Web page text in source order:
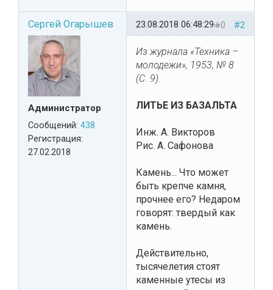
Сергей Огарышев
Администратор
Сообщений: 438
Регистрация:
27.02.2018
#2
0
23.08.2018 06:48:29
Из журнала «Техника –
молодежи», 1953, № 8
(С. 9).
ЛИТЬЕ ИЗ БАЗАЛЬТА
Инж. А. Викторов
Рис. А. Сафонова
Камень... Что может
быть крепче камня,
прочнее его? Недаром
говорят: твердый как
камень.
Действительно,
тысячелетия стоят
каменные утесы из